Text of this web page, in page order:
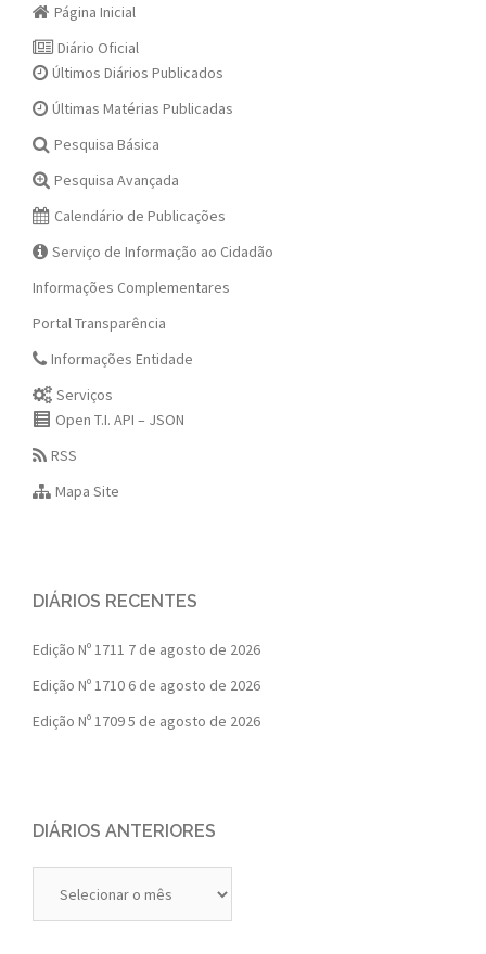
Página Inicial
Diário Oficial
Últimos Diários Publicados
Últimas Matérias Publicadas
Pesquisa Básica
Pesquisa Avançada
Calendário de Publicações
Serviço de Informação ao Cidadão
Informações Complementares
Portal Transparência
Informações Entidade
Serviços
Open T.I. API – JSON
RSS
Mapa Site
DIÁRIOS RECENTES
Edição Nº 1711 7 de agosto de 2026
Edição Nº 1710 6 de agosto de 2026
Edição Nº 17095 de agosto de 2026
DIÁRIOS ANTERIORES
Anteriores